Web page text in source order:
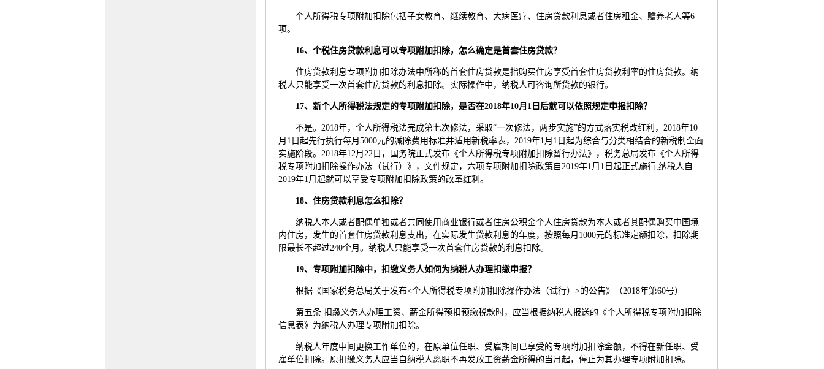
个人所得税专项附加扣除包括子女教育、继续教育、大病医疗、住房贷款利息或者住房租金、赡养老人等6
项。
16、个税住房贷款利息可以专项附加扣除，怎么确定是首套住房贷款？
住房贷款利息专项附加扣除办法中所称的首套住房贷款是指购买住房享受首套住房贷款利率的住房贷款。纳
税人只能享受一次首套住房贷款的利息扣除。实际操作中，纳税人可咨询所贷款的银行。
17、新个人所得税法规定的专项附加扣除，是否在2018年10月1日后就可以依照规定申报扣除？
不是。2018年，个人所得税法完成第七次修法，采取“一次修法，两步实施”的方式落实税改红利，2018年10
月1日起先行执行每月5000元的减除费用标准并适用新税率表，2019年1月1日起为综合与分类相结合的新税制全面
实施阶段。2018年12月22日，国务院正式发布《个人所得税专项附加扣除暂行办法》，税务总局发布《个人所得
税专项附加扣除操作办法（试行）》，文件规定，六项专项附加扣除政策自2019年1月1日起正式施行,纳税人自
2019年1月起就可以享受专项附加扣除政策的改革红利。
18、住房贷款利息怎么扣除？
纳税人本人或者配偶单独或者共同使用商业银行或者住房公积金个人住房贷款为本人或者其配偶购买中国境
内住房，发生的首套住房贷款利息支出，在实际发生贷款利息的年度，按照每月1000元的标准定额扣除，扣除期
限最长不超过240个月。纳税人只能享受一次首套住房贷款的利息扣除。
19、专项附加扣除中，扣缴义务人如何为纳税人办理扣缴申报？
根据《国家税务总局关于发布<个人所得税专项附加扣除操作办法（试行）>的公告》（2018年第60号）
第五条 扣缴义务人办理工资、薪金所得预扣预缴税款时，应当根据纳税人报送的《个人所得税专项附加扣除
信息表》为纳税人办理专项附加扣除。
纳税人年度中间更换工作单位的，在原单位任职、受雇期间已享受的专项附加扣除金额，不得在新任职、受
雇单位扣除。原扣缴义务人应当自纳税人离职不再发放工资薪金所得的当月起，停止为其办理专项附加扣除。